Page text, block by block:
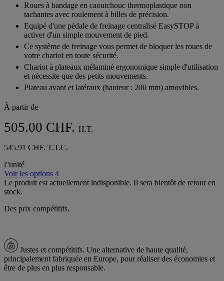
Roues à bandage en caoutchouc thermoplastique non
tachantes avec roulement à billes de précision.
Equipé d'une pédale de freinage centralisé EasySTOP à
activer d'un simple mouvement de pied.
Ce système de freinage vous permet de bloquer les roues de
votre chariot en toute sécurité.
Chariot à plateaux mélaminé ergonomique simple d'utilisation
et nécessite que des petits mouvements.
Plateau avant et latéraux (hauteur : 200 mm) amovibles.
À partir de
505.00 CHF. H.T.
545.91 CHF. T.T.C.
l''unité
Voir les options 4
Le produit est actuellement indisponible. Il sera bientôt de retour en
stock.
Des prix compétitifs.
Justes et compétitifs. Une alternative de haute qualité,
principalement fabriquée en Europe, pour réaliser des économies et
être de plus en plus responsable.